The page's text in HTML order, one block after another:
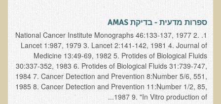
טופס הרשמה לקבלת ייעוץ / טיפול + טופס פרטי בריאות
היסטוריה כרונולוגית
שאלון Identi-T Stress Assesment
שאלון נוירוביהוויוראלי
שאלון מערכת התריס
ספרות מדעית - בדיקת AMAS
1. National Cancer Institute Monographs 46:133-137, 1977 2.
Lancet 1:987, 1979 3. Lancet 2:141-142, 1981 4. Journal of
Medicine 13:49-69, 1982 5. Protides of Biological Fluids
30:337-352, 1983 6. Protides of Biological Fluids 31:739-747,
1984 7. Cancer Detection and Prevention 8:Number 5/6, 551,
1985 8. Cancer Detection and Prevention 11:Number 1/2, 85,
1987 9. "In Vitro production of...